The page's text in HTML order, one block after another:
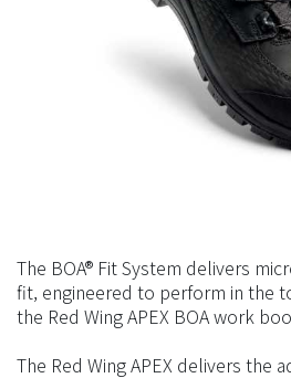
The BOA® Fit System delivers
fit, engineered to perform in the
the Red Wing APEX BOA work
The Red Wing APEX delivers the